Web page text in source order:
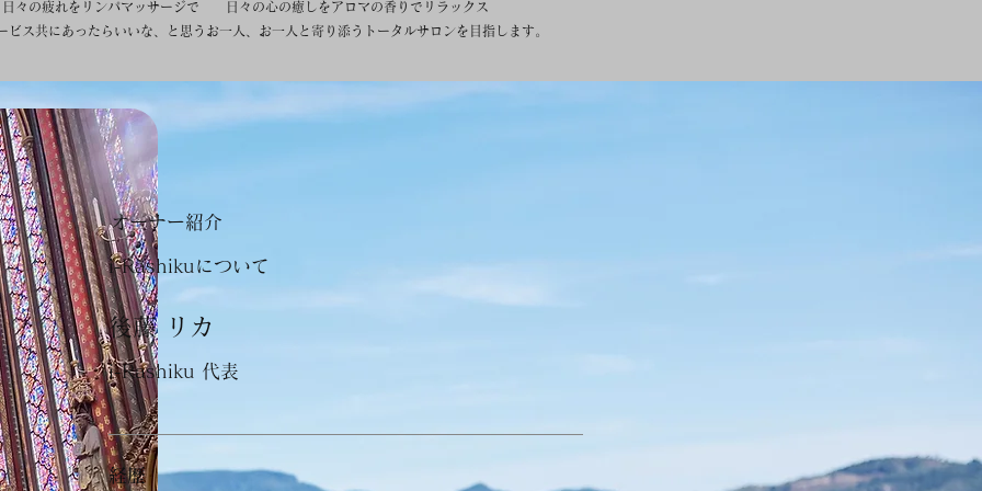
日々の疲れをリンパマッサージで 日々の心の癒しをアロマの香りでリラックス
ビス共にあったらいいな、と思うお一人、お一人と寄り添うトータルサロンを目指します。
​オーナー紹介
i-Rashikuについて
後藤 リカ
i-Rashiku 代表
経歴